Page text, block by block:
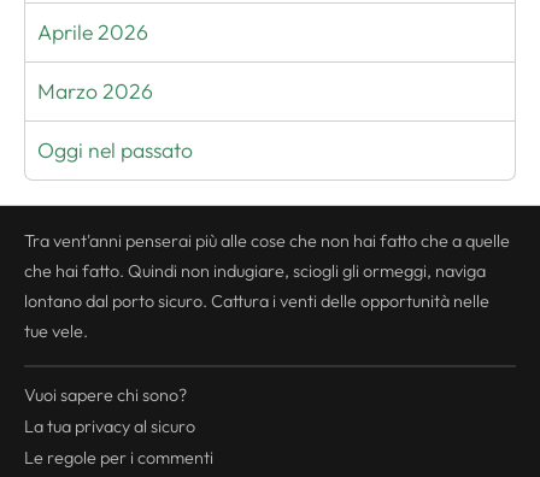
Aprile 2026
Marzo 2026
Oggi nel passato
Tra vent'anni penserai più alle cose che non hai fatto che a quelle
che hai fatto. Quindi non indugiare, sciogli gli ormeggi, naviga
lontano dal porto sicuro. Cattura i venti delle opportunità nelle
tue vele.
Vuoi sapere chi sono?
La tua privacyal sicuro
Le regole per i commenti